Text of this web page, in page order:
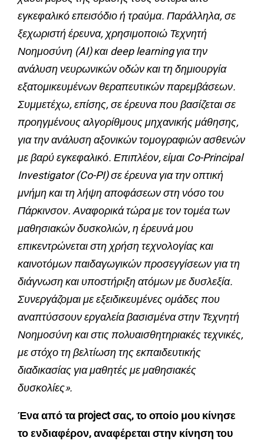
εγκεφαλικό επεισόδιο ή τραύμα. Παράλληλα, σε
ξεχωριστή έρευνα, χρησιμοποιώ Τεχνητή
Νοημοσύνη (AI) και deep learning για την
ανάλυση νευρωνικών οδών και τη δημιουργία
εξατομικευμένων θεραπευτικών παρεμβάσεων.
Συμμετέχω, επίσης, σε έρευνα που βασίζεται σε
προηγμένους αλγορίθμους μηχανικής μάθησης,
για την ανάλυση αξονικών τομογραφιών ασθενών
με βαρύ εγκεφαλικό. Επιπλέον, είμαι Co-Principal
Investigator (Co-PI) σε έρευνα για την οπτική
μνήμη και τη λήψη αποφάσεων στη νόσο του
Πάρκινσον. Αναφορικά τώρα με τον τομέα των
μαθησιακών δυσκολιών, η έρευνά μου
επικεντρώνεται στη χρήση τεχνολογίας και
καινοτόμων παιδαγωγικών προσεγγίσεων για τη
διάγνωση και υποστήριξη ατόμων με δυσλεξία.
Συνεργάζομαι με εξειδικευμένες ομάδες που
αναπτύσσουν εργαλεία βασισμένα στην Τεχνητή
Νοημοσύνη και στις πολυαισθητηριακές τεχνικές,
με στόχο τη βελτίωση της εκπαιδευτικής
διαδικασίας για μαθητές με μαθησιακές
δυσκολίες».
Ένα από τα project σας, το οποίο μου κίνησε
το ενδιαφέρον, αναφέρεται στην κίνηση του